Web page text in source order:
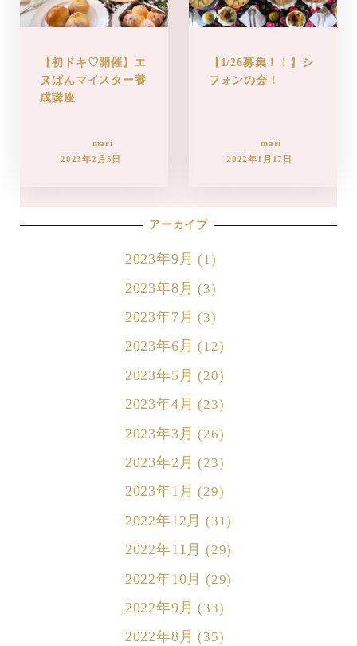
【初ドキ♡開催】エ
ヌぱんマイスター養
成講座
mari
2023年2月5日
【1/26募集！！】シ
フォンの会！
mari
2022年1月17日
アーカイブ
2023年9月 (1)
2023年8月 (3)
2023年7月 (3)
2023年6月 (12)
2023年5月 (20)
2023年4月 (23)
2023年3月 (26)
2023年2月 (23)
2023年1月 (29)
2022年12月 (31)
2022年11月 (29)
2022年10月 (29)
2022年9月 (33)
2022年8月 (35)